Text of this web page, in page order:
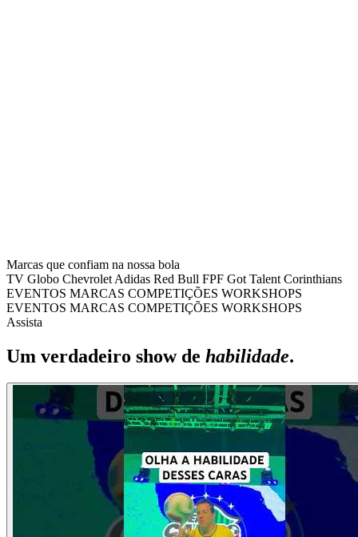
Marcas que confiam na nossa bola
TV Globo Chevrolet Adidas Red Bull FPF Got Talent Corinthians
EVENTOS MARCAS COMPETIÇÕES WORKSHOPS
EVENTOS MARCAS COMPETIÇÕES WORKSHOPS
Assista
Um verdadeiro show de habilidade.